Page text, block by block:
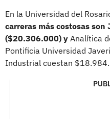
En la Universidad del
carreras más costosas
($20.306.000) y Analítica
Pontificia Universidad
Industrial cuestan